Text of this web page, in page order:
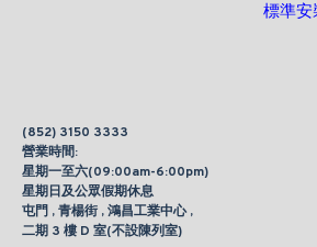
標準安
(852) 3150 3333
營業時間:
星期一至六(09:00am-6:00pm)
星期日及公眾假期休息
屯門 , 青楊街 , 鴻昌工業中心 ,
二期 3 樓 D 室(不設陳列室)